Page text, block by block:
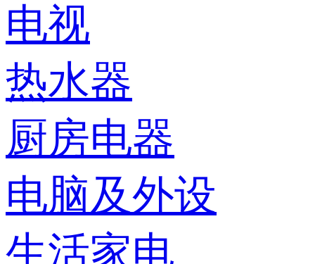
电视
热水器
厨房电器
电脑及外设
生活家电